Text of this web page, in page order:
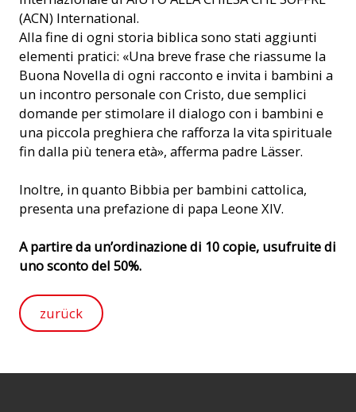
(ACN) International.
Alla fine di ogni storia biblica sono stati aggiunti
elementi pratici: «Una breve frase che riassume la
Buona Novella di ogni racconto e invita i bambini a
un incontro personale con Cristo, due semplici
domande per stimolare il dialogo con i bambini e
una piccola preghiera che rafforza la vita spirituale
fin dalla più tenera età», afferma padre Lässer.
Inoltre, in quanto Bibbia per bambini cattolica,
presenta una prefazione di papa Leone XIV.
A partire da un’ordinazione di 10 copie, usufruite di
uno sconto del 50%.
zurück